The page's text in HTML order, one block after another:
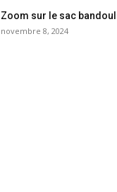
Zoom sur le sac
novembre 8, 2024